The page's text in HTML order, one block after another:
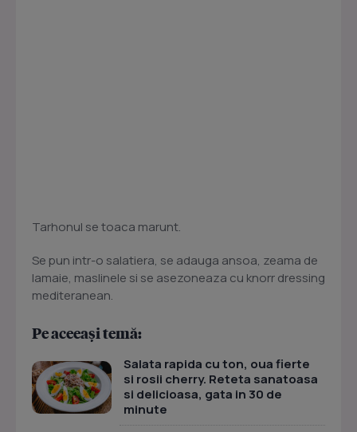
Tarhonul se toaca marunt.
Se pun intr-o salatiera, se adauga ansoa, zeama de
lamaie, maslinele si se asezoneaza cu knorr dressing
mediteranean.
Pe aceeași temă:
Salata rapida cu ton, oua fierte
si rosii cherry. Reteta sanatoasa
si delicioasa, gata in 30 de
minute